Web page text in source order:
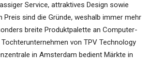
Service, attraktives Design sowie
sind die Gründe, weshalb immer mehr
breite Produktpalette an Computer-
von TPV Technology
in Amsterdam bedient Märkte in